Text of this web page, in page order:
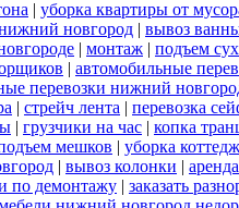
| уборка квартиры от
новгород | вывоз
| монтаж | подъем
| автомобильные
перевозки нижний
| стрейч лента | перевозка
| грузчики на час | копка
мешков | уборка
| вывоз колонки |
по демонтажу | заказать